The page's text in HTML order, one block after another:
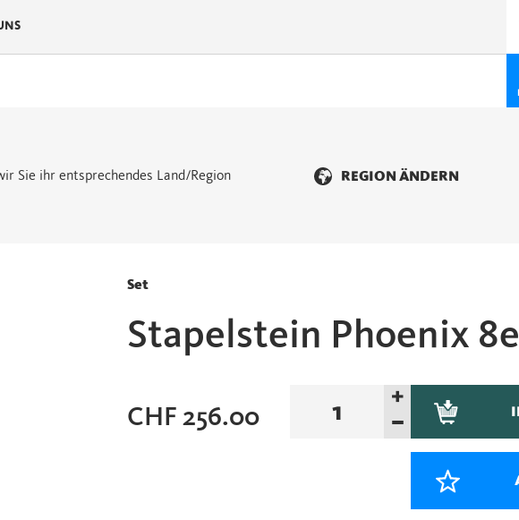
Sie ihr entsprechendes Land/Region
REGION ÄNDERN
Set
Stapelstein Phoenix
CHF 256.00
+
–